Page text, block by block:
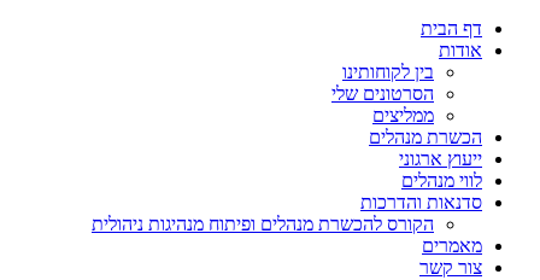
דף הבית
אודות
בין לקוחותינו
הסרטונים שלי
ממליצים
הכשרת מנהלים
ייעוץ ארגוני
לווי מנהלים
סדנאות והדרכות
הקורס להכשרת מנהלים ופיתוח מנהיגות ניהולית
מאמרים
צור קשר